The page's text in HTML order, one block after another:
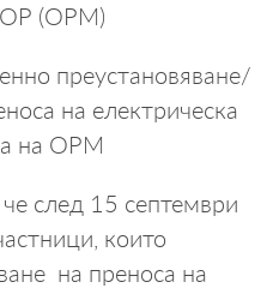
(ОРМ)
преустановяване/
на електрическа
на ОРМ
след 15 септември
които
на преноса на